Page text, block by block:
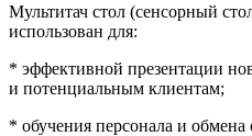
Мультитач стол (сенсорный
использован для:
* эффективной презентации
и потенциальным клиентам;
* обучения персонала и